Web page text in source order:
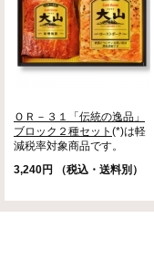
ＯＲ－３１「伝統の逸品」
ブロック２種セット (*)は軽
減税率対象商品です。
3,240円 （税込・送料別）